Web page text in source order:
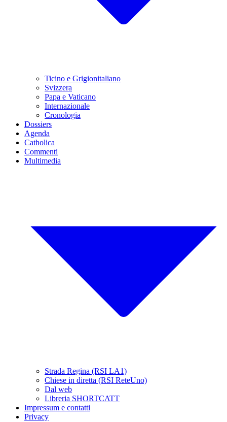
Ticino e Grigionitaliano
Svizzera
Papa e Vaticano
Internazionale
Cronologia
Dossiers
Agenda
Catholica
Commenti
Multimedia
Strada Regina (RSI LA1)
Chiese in diretta (RSI ReteUno)
Dal web
Libreria SHORTCATT
Impressum e contatti
Privacy